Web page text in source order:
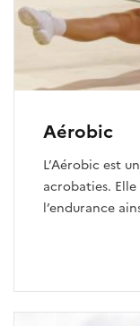
Aérobic
L’Aérobic est
acrobaties.
l’endurance
capter